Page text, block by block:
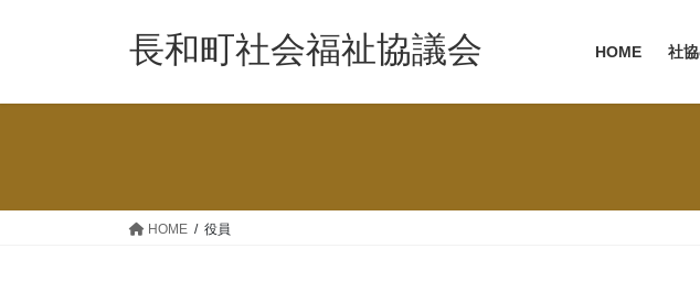
長和町社会福祉協議会 HOME 社
HOME 役員